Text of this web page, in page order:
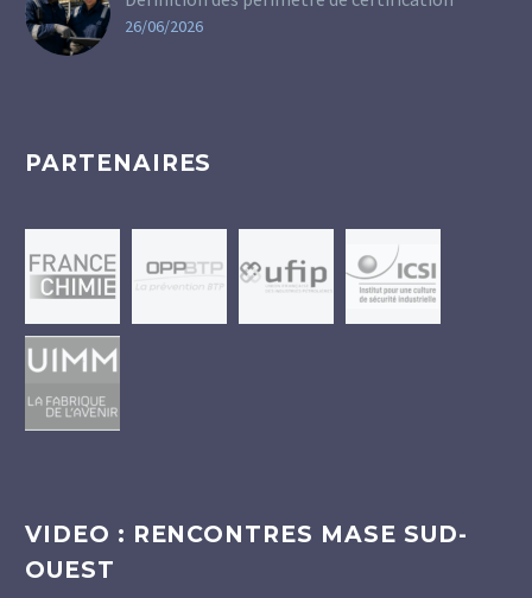
26/06/2026
PARTENAIRES
VIDEO : RENCONTRES MASE SUD-
OUEST